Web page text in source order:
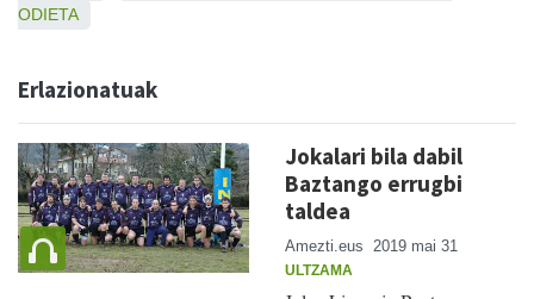
ODIETA
Erlazionatuak
Jokalari bila dabil
Baztango errugbi
taldea
Amezti.eus 2019 mai 31
ULTZAMA